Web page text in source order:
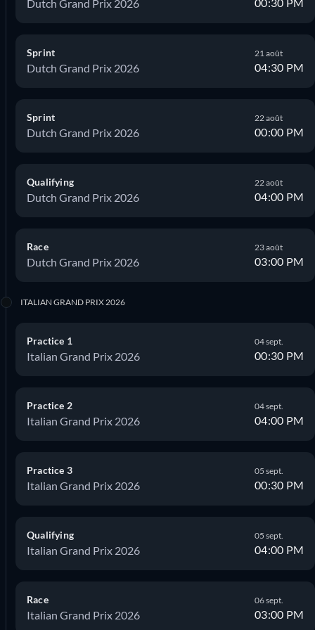
Dutch Grand Prix 2026
Sprint
Dutch Grand Prix 2026
21 août
04:30 PM
Sprint
Dutch Grand Prix 2026
22 août
00:00 PM
Qualifying
Dutch Grand Prix 2026
22 août
04:00 PM
Race
Dutch Grand Prix 2026
23 août
03:00 PM
ITALIAN GRAND PRIX 2026
Practice 1
Italian Grand Prix 2026
04 sept.
00:30 PM
Practice 2
Italian Grand Prix 2026
04 sept.
04:00 PM
Practice 3
Italian Grand Prix 2026
05 sept.
00:30 PM
Qualifying
Italian Grand Prix 2026
05 sept.
04:00 PM
Race
Italian Grand Prix 2026
06 sept.
03:00 PM